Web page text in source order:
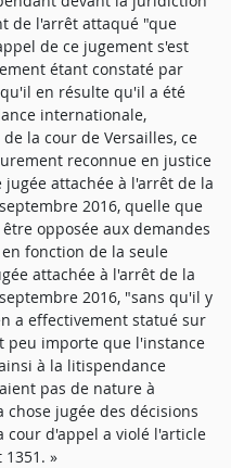
de l'arrêt attaqué "que
de ce jugement s'est
étant constaté par
en résulte qu'il a été
internationale,
la cour de Versailles, ce
reconnue en justice
attachée à l'arrêt de la
2016, quelle que
opposée aux demandes
fonction de la seule
attachée à l'arrêt de la
2016, "sans qu'il y
a effectivement statué sur
peu importe que l'instance
à la litispendance
pas de nature à
jugée des décisions
cour d'appel a violé l'article
»